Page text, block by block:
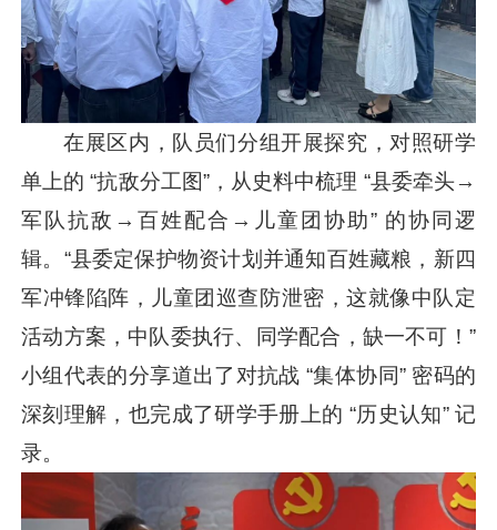
在展区内，队员们分组开展探究，对照研学
单上的 “抗敌分工图”，从史料中梳理 “县委牵头→
军队抗敌→百姓配合→儿童团协助” 的协同逻
辑。“县委定保护物资计划并通知百姓藏粮，新四
军冲锋陷阵，儿童团巡查防泄密，这就像中队定
活动方案，中队委执行、同学配合，缺一不可！”
小组代表的分享道出了对抗战 “集体协同” 密码的
深刻理解，也完成了研学手册上的 “历史认知” 记
录。